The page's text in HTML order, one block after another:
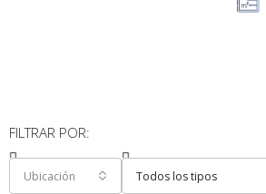
FILTRAR POR:
Ubicación Todos los tipos